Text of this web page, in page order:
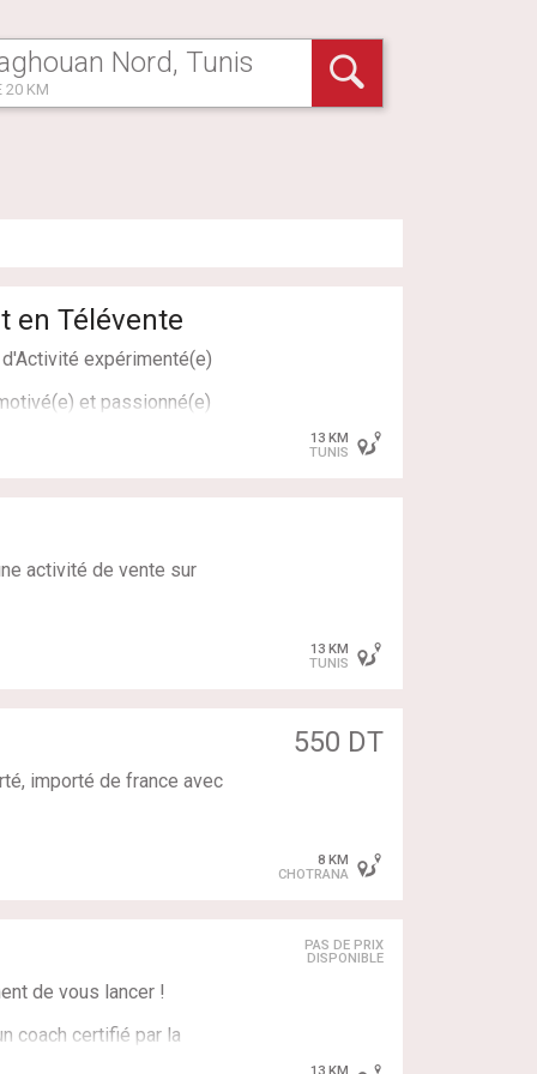
20 KM
en Télévente
expérimenté(e)
et passionné(e)
responsable de :
haute performance.
des actions correctives
existants.
clients.
qu'acteur clé.
et assurer l'animation
13 KM
TUNIS
activité de vente sur
proposer nos offres de
13 KM
TUNIS
550 DT
importé de france avec
8 KM
CHOTRANA
PAS DE PRIX
DISPONIBLE
de vous lancer !
coach certifié par la
13 KM